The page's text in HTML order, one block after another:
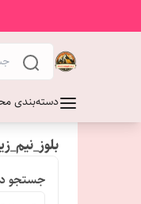
دسته‌بندی
جستجو